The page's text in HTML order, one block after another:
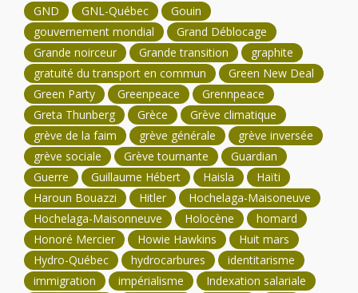
GND GNL-Québec
Gouin
gouvernement mondial
Grand Déblocage
Grande noirceur
Grande transition
graphite
gratuité du transport en commun
Green New Deal
Green Party
Greenpeace
Grennpeace
Greta Thunberg
Grèce
Grève climatique
grève de la faim
grève générale
grève inversée
grève sociale
Grève tournante
Guardian
Guerre
Guillaume Hébert Haisla
Haïti
Haroun Bouazzi
Hitler
Hochelaga-Maisoneuve
Hochelaga-Maisonneuve
Holocène
homard
Honoré Mercier
Howie Hawkins
Huit mars
Hydro-Québec
hydrocarbures
identitarisme
immigration
impérialisme
Indexation salariale